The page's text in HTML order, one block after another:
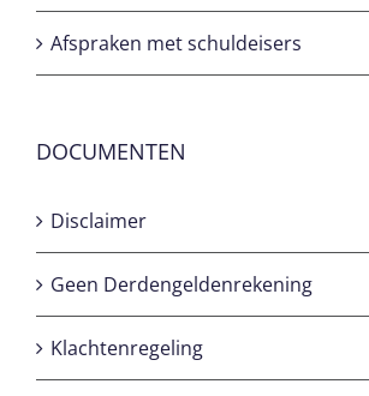
Afspraken met schuldeisers
DOCUMENTEN
Disclaimer
Geen Derdengeldenrekening
Klachtenregeling